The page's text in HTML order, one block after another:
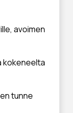
avoimen
kokeneelta
tunne